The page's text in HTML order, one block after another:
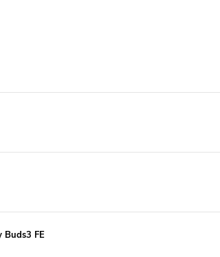
Buds3 FE